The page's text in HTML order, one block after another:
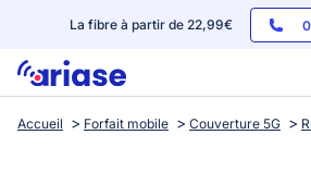
La fibre à partir de 22,99€
Box internet
Accueil Forfait mobile Couverture 5G